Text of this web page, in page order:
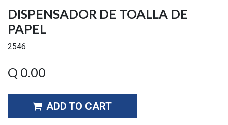
DISPENSADOR DE TOALLA DE
PAPEL
2546
Q 0.00
ADD TO CART